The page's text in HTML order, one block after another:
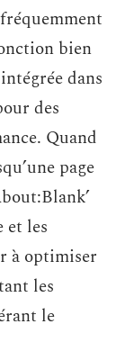
bien
dans
des
Quand
page
et les
à optimiser
les
le